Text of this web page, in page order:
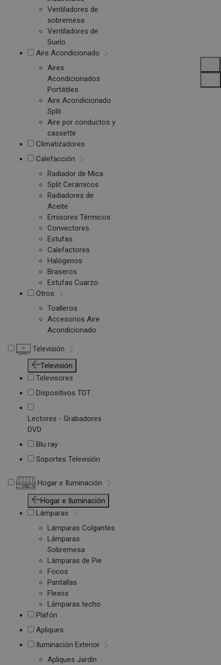
Ventiladores de
sobremesa
Ventiladores de
Suelo
Aire Acondicionado
Aires
Acondicionados
Portátiles
Aire Acondicionado
Split
Aire por conductos y
cassette
Climatizadores
Calefacción
Radiador de Mica
Split Cerámicos
Radiadores de
Aceite
Emisores Térmicos
Convectores
Estufas
Calefactores
Halógenos
Braseros
Estufas Cuarzo
Otros
Toalleros
Accesorios Aire
Acondicionado
Televisión
Televisión
Televisores
Dispositivos TDT
Lectores - Grabadores
DVD
Blu ray
Soportes Televisión
Hogar e Iluminación
Hogar e Iluminación
Lámparas
Lámparas Colgantes
Lámparas
Sobremesa
Lámparas de Pie
Focos
Pantallas
Flexos
Lámparas techo
Plafón
Apliques
Iluminación Exterior
Apliques Jardín